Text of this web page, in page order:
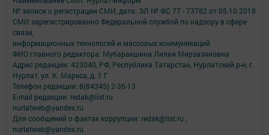
№ записи о регистрации СМИ, дата: ЭЛ № ФС 77 -⁠ 73782 от 05.10.2018
СМИ зарегистрированно Федеральной службой по надзору в сфере
связи,
информационных технологий и массовых коммуникаций
ФИО главного редактора: Мубаракшина Лилия Мирзазяновна
Адрес редакции: 423040, РФ, Республика Татарстан, Нурлатский р-н, г.
Нурлат, ул. К. Маркса, д. 1 Г
Телефон редакции: 8(84345) 2-36-13
E-mail редакции: redak@list.ru
nurlatweb@yandex.ru
Для сообщений о фактах коррупции: redak@list.ru ,
nurlatweb@yandex.ru